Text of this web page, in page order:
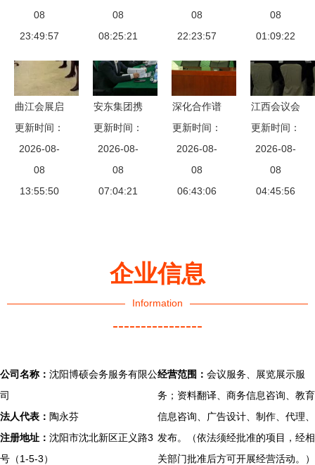
的理想之选
08
23:49:57
服务的核心
要点
08
08:25:21
议怎么说
08
22:23:57
的多层升级
08
01:09:22
曲江会展启
动“年会”模
式！“会小
二”五星级
服务等你来
更新时间：
2026-08-
08
13:55:50
安东集团携
手埃及石油
部代表及油
气行业代表
团，共绘能
更新时间：
2026-08-
08
07:04:21
深化合作谱
新篇 粤桂
消费协作再
升级，“桂
品入湾”助
更新时间：
2026-08-
08
06:43:06
江西会议会
务公司提示
南昌会议中
要注意的礼
仪事宜
更新时间：
2026-08-
08
04:45:56
企业信息
Information
----------------
公司名称： 沈阳博硕会务服务有限公
司
法人代表： 陶永芬
注册地址： 沈阳市沈北新区正义路3
号（1-5-3）
经营范围： 会议服务、展览展示服
务；资料翻译、商务信息咨询、教育
信息咨询、广告设计、制作、代理、
发布。（依法须经批准的项目，经相
关部门批准后方可开展经营活动。）